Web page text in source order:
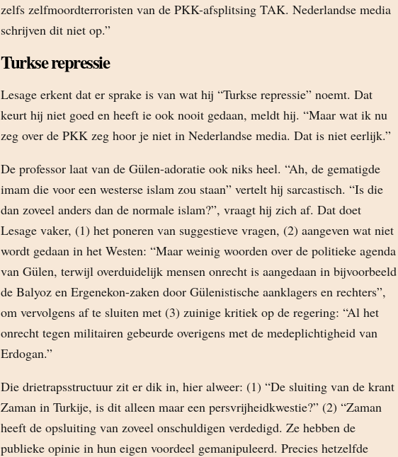
zelfs zelfmoordterroristen van de PKK-afsplitsing TAK. Nederlandse media
schrijven dit niet op.”
Turkse repressie
Lesage erkent dat er sprake is van wat hij “Turkse repressie” noemt. Dat
keurt hij niet goed en heeft ie ook nooit gedaan, meldt hij. “Maar wat ik nu
zeg over de PKK zeg hoor je niet in Nederlandse media. Dat is niet eerlijk.”
De professor laat van de Gülen-adoratie ook niks heel. “Ah, de gematigde
imam die voor een westerse islam zou staan” vertelt hij sarcastisch. “Is die
dan zoveel anders dan de normale islam?”, vraagt hij zich af. Dat doet
Lesage vaker, (1) het poneren van suggestieve vragen, (2) aangeven wat niet
wordt gedaan in het Westen: “Maar weinig woorden over de politieke agenda
van Gülen, terwijl overduidelijk mensen onrecht is aangedaan in bijvoorbeeld
de Balyoz en Ergenekon-zaken door Gülenistische aanklagers en rechters”,
om vervolgens af te sluiten met (3) zuinige kritiek op de regering: “Al het
onrecht tegen militairen gebeurde overigens met de medeplichtigheid van
Erdogan.”
Die drietrapsstructuur zit er dik in, hier alweer: (1) “De sluiting van de krant
Zaman in Turkije, is dit alleen maar een persvrijheidkwestie?” (2) “Zaman
heeft de opsluiting van zoveel onschuldigen verdedigd. Ze hebben de
publieke opinie in hun eigen voordeel gemanipuleerd. Precies hetzelfde